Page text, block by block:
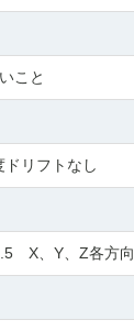
こと
ドリフトなし
X、Y、Z各方向